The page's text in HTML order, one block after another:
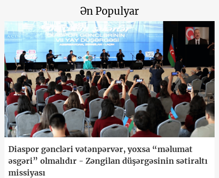
Ən Populyar
Diaspor gəncləri vətənpərvər, yoxsa “məlumat
əsgəri” olmalıdır - Zəngilan düşərgəsinin sətiraltı
missiyası